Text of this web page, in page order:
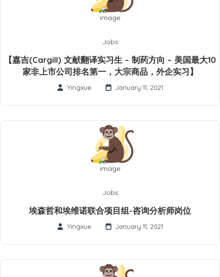
Jobs
【嘉吉(Cargill) 文献翻译实习生 – 制药方向 – 美国最大10
家非上市公司排名第一，大宗商品，外企实习】
Yingxue January 11, 2021
Jobs
埃森哲和埃维诺联合项目组-咨询分析师岗位
Yingxue January 11, 2021